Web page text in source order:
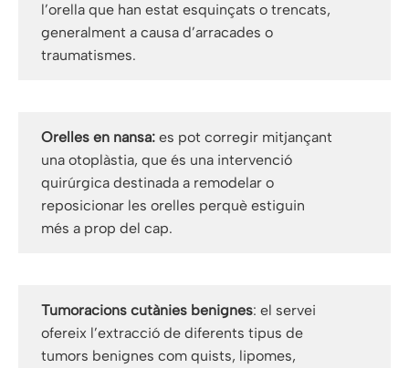
l’orella que han estat esquinçats o trencats,
generalment a causa d’arracades o
traumatismes.
Orelles en nansa: es pot corregir mitjançant
una otoplàstia, que és una intervenció
quirúrgica destinada a remodelar o
reposicionar les orelles perquè estiguin
més a prop del cap.
Tumoracions cutànies benignes: el servei
ofereix l’extracció de diferents tipus de
tumors benignes com quists, lipomes,